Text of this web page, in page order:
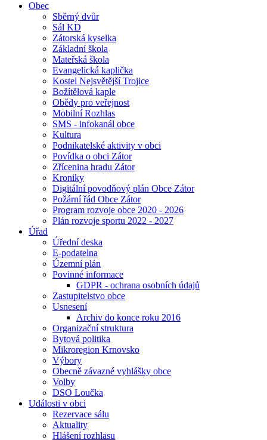
Obec
Sběrný dvůr
Sál KD
Zátorská kyselka
Základní škola
Mateřská škola
Evangelická kaplička
Kostel Nejsvětější Trojice
Božítělová kaple
Obědy pro veřejnost
Mobilní Rozhlas
SMS - infokanál obce
Kultura
Podnikatelské aktivity v obci
Povídka o obci Zátor
Zřícenina hradu Zátor
Kroniky
Digitální povodňový plán Obce Zátor
Požární řád Obce Zátor
Program rozvoje obce 2020 - 2026
Plán rozvoje sportu 2022 - 2027
Úřad
Úřední deska
E-podatelna
Územní plán
Povinné informace
GDPR - ochrana osobních údajů
Zastupitelstvo obce
Usnesení
Archiv do konce roku 2016
Organizační struktura
Bytová politika
Mikroregion Krnovsko
Výbory
Obecně závazné vyhlášky obce
Volby
DSO Loučka
Události v obci
Rezervace sálu
Aktuality
Hlášení rozhlasu